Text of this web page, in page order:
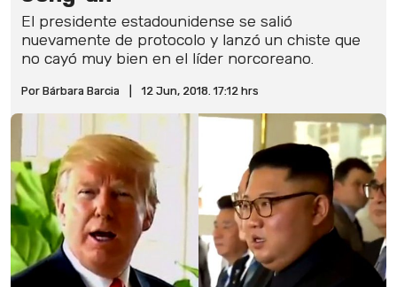
El presidente estadounidense se salió
nuevamente de protocolo y lanzó un chiste que
no cayó muy bien en el líder norcoreano.
Por Bárbara Barcia 12 Jun, 2018. 17:12 hrs